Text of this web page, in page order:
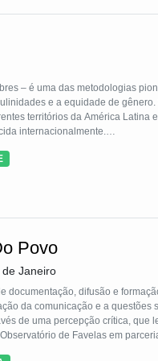
– é uma das metodologias
e a equidade de
territórios da América Latina
internacionalmente.
que as masculinidades são
com políticas públicas – como
diversos países e contextos,
programático.
Povo
Janeiro
documentação, difusão e
da comunicação e a questões
de uma percepção crítica, que